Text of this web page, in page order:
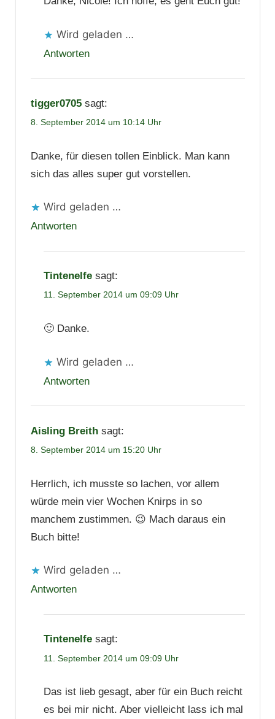
Wird geladen …
Antworten
tigger0705 sagt:
8. September 2014 um 10:14 Uhr
Danke, für diesen tollen Einblick. Man kann
sich das alles super gut vorstellen.
Wird geladen …
Antworten
Tintenelfe sagt:
11. September 2014 um 09:09 Uhr
🙂 Danke.
Wird geladen …
Antworten
Aisling Breith sagt:
8. September 2014 um 15:20 Uhr
Herrlich, ich musste so lachen, vor allem
würde mein vier Wochen Knirps in so
manchem zustimmen. 😉 Mach daraus ein
Buch bitte!
Wird geladen …
Antworten
Tintenelfe sagt:
11. September 2014 um 09:09 Uhr
Das ist lieb gesagt, aber für ein Buch reicht
es bei mir nicht. Aber vielleicht lass ich mal